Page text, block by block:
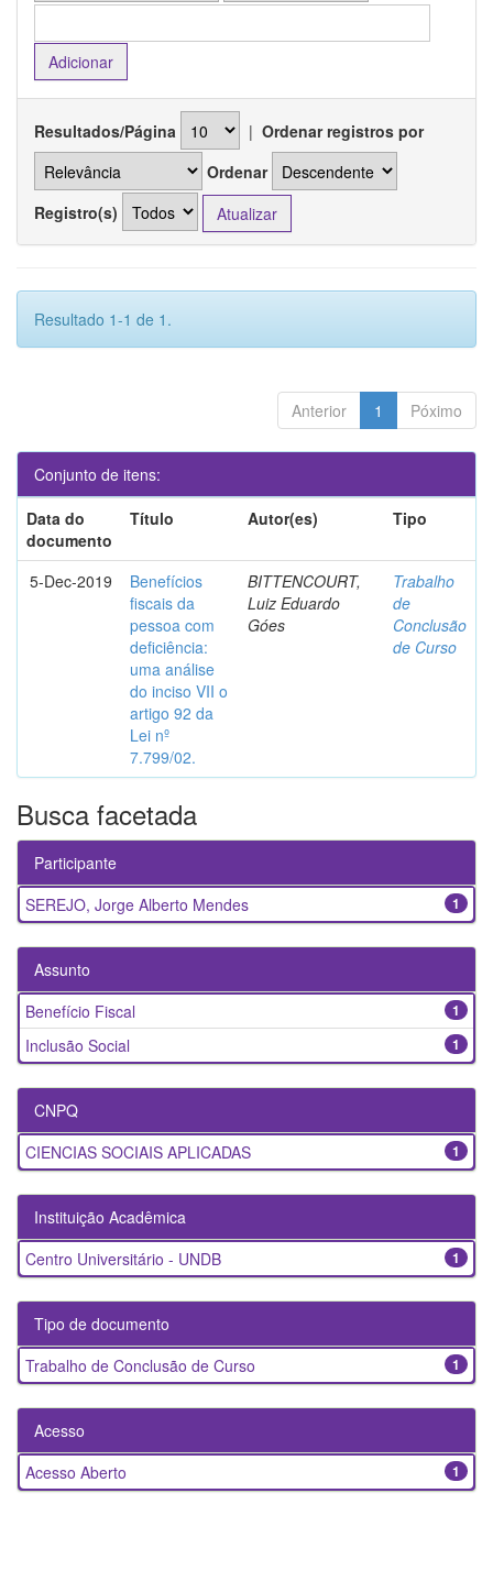
Resultados/Página | Ordenar registros por
Ordenar
Registro(s)
Resultado 1-1 de 1.
Anterior 1 Póximo
Conjunto de itens:
Data do
documento
Título Autor(es) Tipo
5-Dec-2019
Benefícios
fiscais da
pessoa com
deficiência:
uma análise
do inciso VII o
artigo 92 da
Lei nº
7.799/02.
BITTENCOURT,
Luiz Eduardo
Góes
Trabalho
de
Conclusão
de Curso
Busca facetada
Participante
1
SEREJO, Jorge Alberto Mendes
Assunto
1
Benefício Fiscal
1
Inclusão Social
CNPQ
1
CIENCIAS SOCIAIS APLICADAS
Instituição Acadêmica
1
Centro Universitário - UNDB
Tipo de documento
1
Trabalho de Conclusão de Curso
Acesso
1
Acesso Aberto